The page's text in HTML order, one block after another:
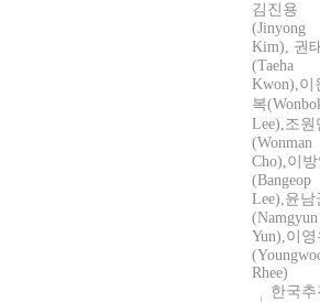
김진용
(Jinyong
Kim), 권
(Taeha
Kwon),이
복
Lee),조원
(Wonman
Cho),이
(Bangeop
Lee),윤남
(Namgyun
Yun),이영
Rhee)
한국추